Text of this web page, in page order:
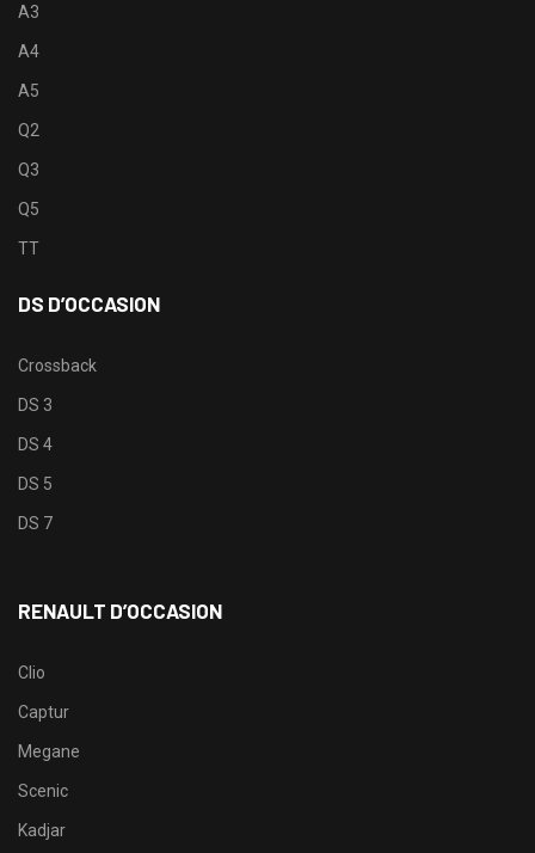
A3
A4
A5
Q2
Q3
Q5
TT
DS D’OCCASION
Crossback
DS 3
DS 4
DS 5
DS 7
RENAULT D’OCCASION
Clio
Captur
Megane
Scenic
Kadjar